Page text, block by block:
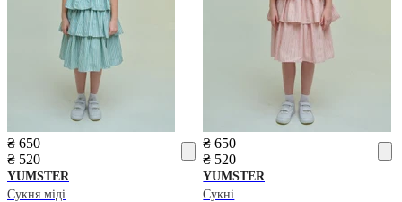
₴ 650
₴ 520
YUMSTER
Сукня міді
₴ 650
₴ 520
YUMSTER
Сукні